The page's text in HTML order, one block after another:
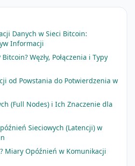
Danych w Sieci Bitcoin:
Informacji
Bitcoin? Węzły, Połączenia i Typy
od Powstania do Potwierdzenia w
(Full Nodes) i Ich Znaczenie dla
Sieciowych (Latencji) w
Miary Opóźnień w Komunikacji